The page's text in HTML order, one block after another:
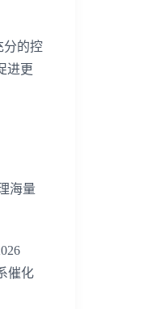
分的控
进更
海量
催化